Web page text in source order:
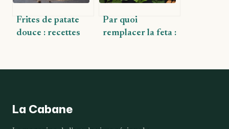
Frites de patate
douce : recettes
Par quoi
remplacer la feta :
savoureuses et
La Cabane